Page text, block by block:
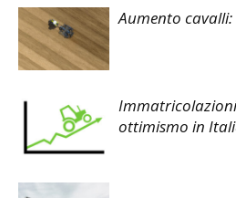
Aumento cavalli:
ottimismo in